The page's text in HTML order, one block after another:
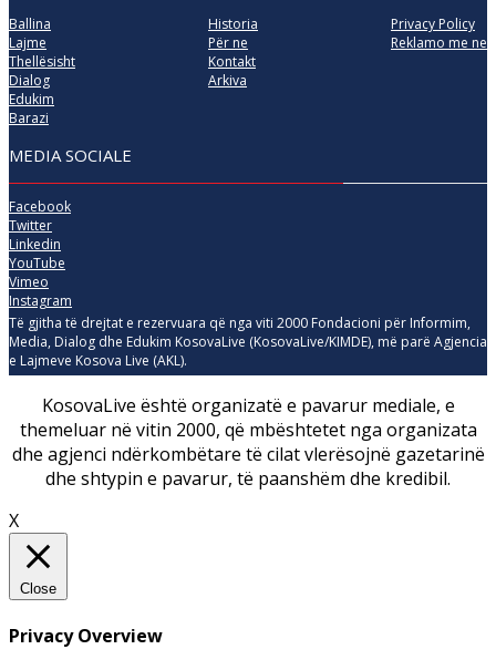
Ballina
Lajme
Thellësisht
Dialog
Edukim
Barazi
Historia
Për ne
Kontakt
Arkiva
Privacy Policy
Reklamo me ne
MEDIA SOCIALE
Facebook
Twitter
Linkedin
YouTube
Vimeo
Instagram
Të gjitha të drejtat e rezervuara që nga viti 2000 Fondacioni për Informim,
Media, Dialog dhe Edukim KosovaLive (KosovaLive/KIMDE), më parë Agjencia
e Lajmeve Kosova Live (AKL).
KosovaLive është organizatë e pavarur mediale, e
themeluar në vitin 2000, që mbështetet nga organizata
dhe agjenci ndërkombëtare të cilat vlerësojnë gazetarinë
dhe shtypin e pavarur, të paanshëm dhe kredibil.
X
Close
Privacy Overview